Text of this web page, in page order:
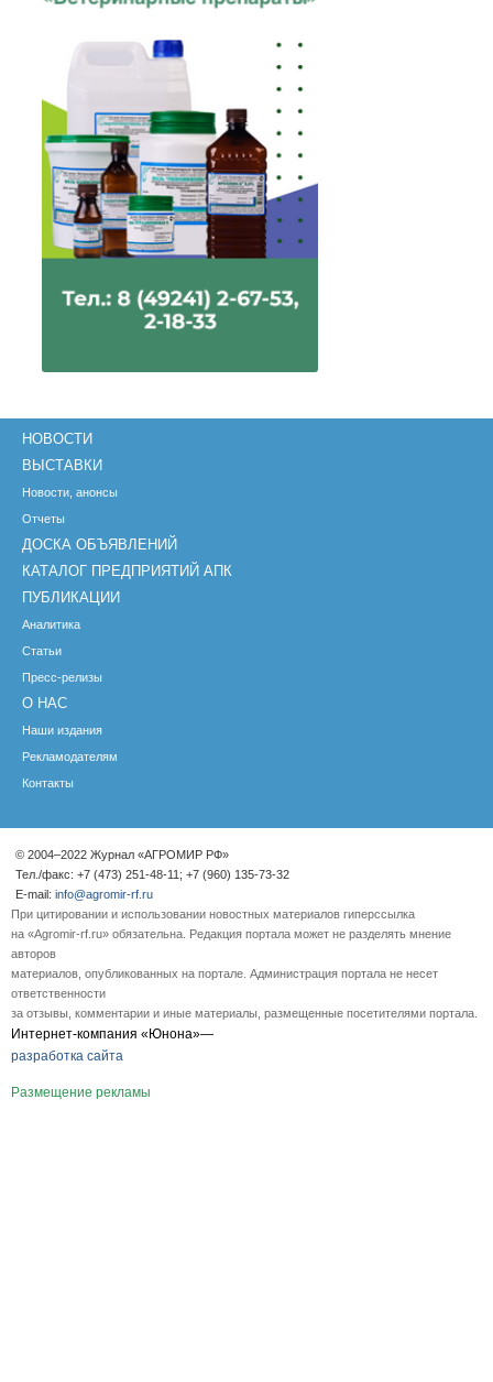
НОВОСТИ
ВЫСТАВКИ
Новости, анонсы
Отчеты
ДОСКА ОБЪЯВЛЕНИЙ
КАТАЛОГ ПРЕДПРИЯТИЙ АПК
ПУБЛИКАЦИИ
Аналитика
Статьи
Пресс-релизы
О НАС
Наши издания
Рекламодателям
Контакты
© 2004–2022 Журнал «АГРОМИР РФ»
Тел./факс: +7 (473) 251-48-11; +7 (960) 135-73-32
E-mail: info@agromir-rf.ru
При цитировании и использовании новостных материалов гиперссылка
на «Agromir-rf.ru» обязательна. Редакция портала может не разделять мнение
авторов
материалов, опубликованных на портале. Администрация портала не несет
ответственности
за отзывы, комментарии и иные материалы, размещенные посетителями портала.
Интернет-компания «Юнона»—
разработка сайта
Размещение рекламы